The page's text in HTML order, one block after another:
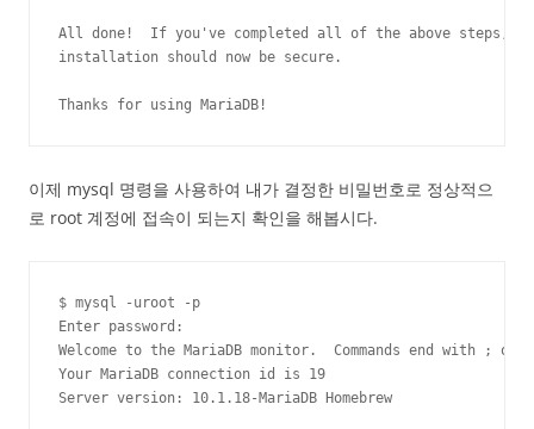
All done!  If you've completed all of the above steps,
installation should now be secure.
Thanks for using MariaDB!
이제 mysql 명령을 사용하여 내가 결정한 비밀번호로 정상적으
로 root 계정에 접속이 되는지 확인을 해봅시다.
$ mysql -uroot -p
Enter password:
Welcome to the MariaDB monitor.  Commands end with ; or
Your MariaDB connection id is 19
Server version: 10.1.18-MariaDB Homebrew